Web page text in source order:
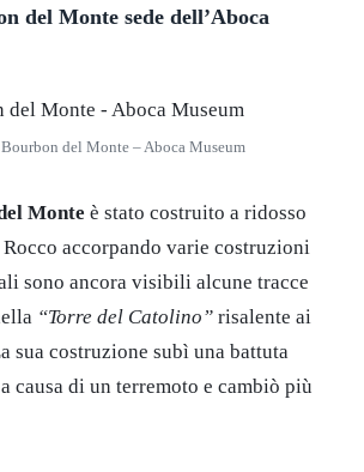
del Monte sede dell’Aboca
del Monte – Aboca Museum
Monte è stato costruito a ridosso
accorpando varie costruzioni
sono ancora visibili alcune tracce
“Torre del Catolino” risalente ai
sua costruzione subì una battuta
causa di un terremoto e cambiò più